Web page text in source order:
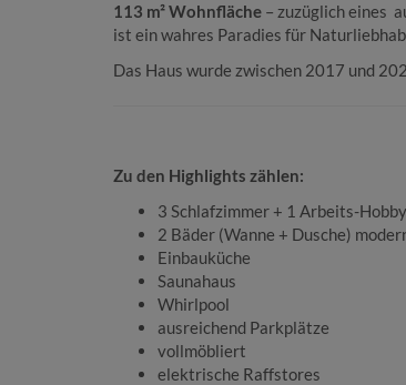
113 m² Wohnfläche – zuzüglich eines
ist ein wahres Paradies für
Das Haus wurde zwischen 2017 und
Zu den Highlights zählen:
3 Schlafzimmer + 1 Arbeits-
2 Bäder (Wanne + Dusche)
Einbauküche
Saunahaus
Whirlpool
ausreichend Parkplätze
vollmöbliert
elektrische Raffstores